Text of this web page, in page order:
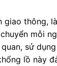
giao thông,
mỗi
sử
lồ này